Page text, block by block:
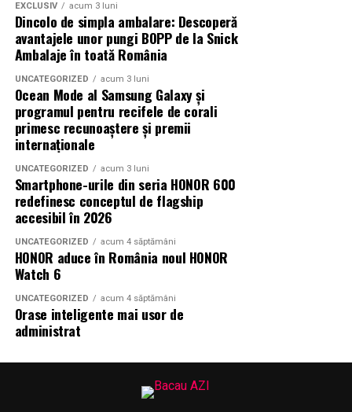
Un festival construit
impreuna cu partenerii sai
Summer Well 2026 este un festival Orange, sustinut de
parteneri care contribuie la experienta editiei
aniversare: glo™, ING, Peroni Nastro Azzurro, Ursus,
Bacardi, Martini, Jagermeister, Jack Daniel’s, Mega
Image, Pepsi, Fashion Days, alpro, Transalpina, vitamin
aqua, Lay’s, e-on, Academia de Studii Economice din
Bucuresti, FABIZ, Bucharest Business School, biciclop,
syoss, InterContinental Athénée Palace, Secom.
Abonamentele sunt disponibile pe summerwell.ro la
pretul de 513 lei. De asemenea, pot fi achizitionate
bilete de o zi la pretul de 351 lei pentru vineri si
sambata, respectiv 426.6 lei pentru duminica.
EXCLUSIV acum 3 luni
Dincolo de simpla ambalare: Descoperă
avantajele unor pungi BOPP de la Snick
Ambalaje în toată România
UNCATEGORIZED acum 3 luni
Ocean Mode al Samsung Galaxy și
programul pentru recifele de corali
primesc recunoaștere și premii
internaționale
UNCATEGORIZED acum 3 luni
Smartphone-urile din seria HONOR 600
redefinesc conceptul de flagship
accesibil în 2026
UNCATEGORIZED acum 4 săptămâni
HONOR aduce în România noul HONOR
Watch 6
UNCATEGORIZED acum 4 săptămâni
Orase inteligente mai usor de
administrat